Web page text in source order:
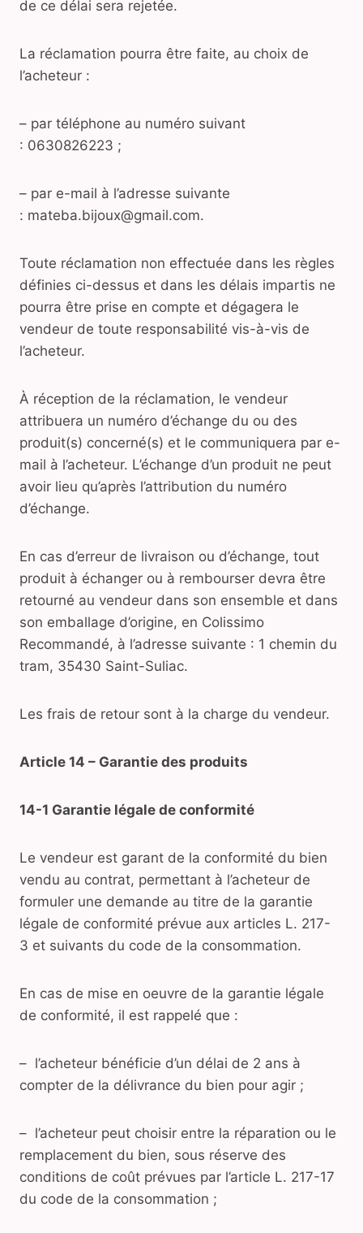
de ce délai sera rejetée.
La réclamation pourra être faite, au choix de
l’acheteur :
– par téléphone au numéro suivant
: 0630826223 ;
– par e-mail à l’adresse suivante
: mateba.bijoux@gmail.com.
Toute réclamation non effectuée dans les règles
définies ci-dessus et dans les délais impartis ne
pourra être prise en compte et dégagera le
vendeur de toute responsabilité vis-à-vis de
l’acheteur.
À réception de la réclamation, le vendeur
attribuera un numéro d’échange du ou des
produit(s) concerné(s) et le communiquera par e-
mail à l’acheteur. L’échange d’un produit ne peut
avoir lieu qu’après l’attribution du numéro
d’échange.
En cas d’erreur de livraison ou d’échange, tout
produit à échanger ou à rembourser devra être
retourné au vendeur dans son ensemble et dans
son emballage d’origine, en Colissimo
Recommandé, à l’adresse suivante : 1 chemin du
tram, 35430 Saint-Suliac.
Les frais de retour sont à la charge du vendeur.
Article 14 – Garantie des produits
14-1 Garantie légale de conformité
Le vendeur est garant de la conformité du bien
vendu au contrat, permettant à l’acheteur de
formuler une demande au titre de la garantie
légale de conformité prévue aux articles L. 217-
3 et suivants du code de la consommation.
En cas de mise en oeuvre de la garantie légale
de conformité, il est rappelé que :
– l’acheteur bénéficie d’un délai de 2 ans à
compter de la délivrance du bien pour agir ;
– l’acheteur peut choisir entre la réparation ou le
remplacement du bien, sous réserve des
conditions de coût prévues par l’article L. 217-17
du code de la consommation ;